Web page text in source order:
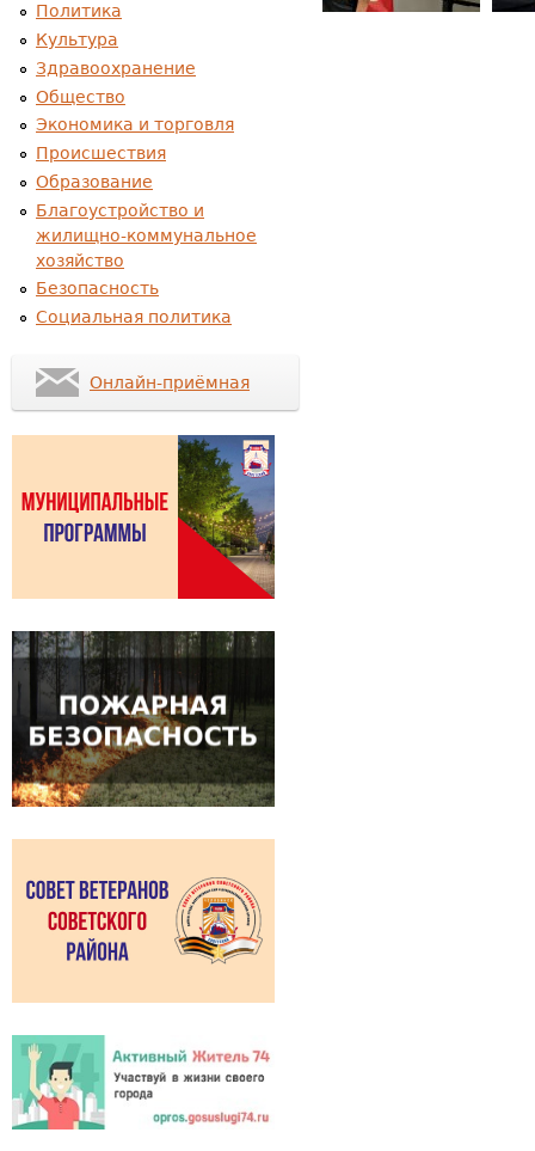
Политика
Культура
Здравоохранение
Общество
Экономика и торговля
Происшествия
Образование
Благоустройство и
жилищно-коммунальное
хозяйство
Безопасность
Социальная политика
Онлайн-приёмная